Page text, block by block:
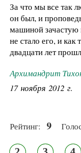
За что мы все так
он был, и
машиной зачастую
не стало его, и
двадцати лет
Архимандрит
17 ноября 2012 г.
Рейтинг: 9